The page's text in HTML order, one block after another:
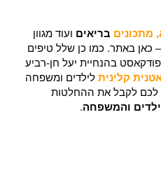
מתכונים בריאים ועוד מגוון
– כאן באתר. כמו כן שלל טיפים
בהנחיית יעל חן-רביע
קליניתלילדים ומשפחה
לכם לקבל את ההחלטות
והמשפחה.